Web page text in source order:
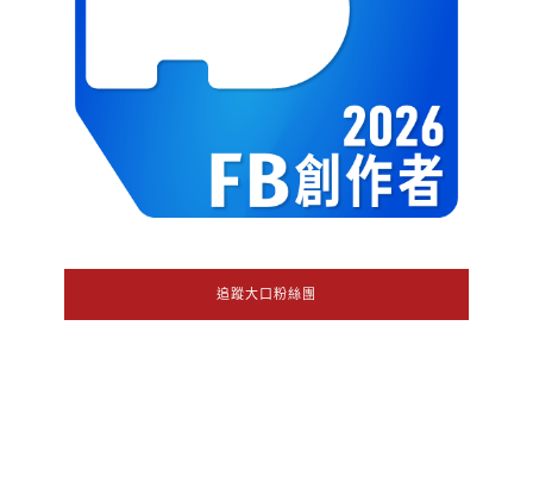
追蹤大口粉絲團